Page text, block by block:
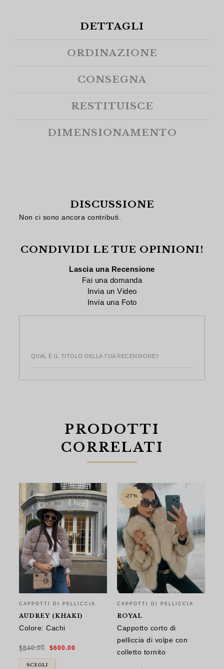
DETTAGLI
ORDINAZIONE
CONSEGNA
RESTITUISCE
DIMENSIONAMENTO
DISCUSSIONE
Non ci sono ancora contributi.
CONDIVIDI LE TUE OPINIONI!
Lascia una Recensione
Fai una domanda
Invia un Video
Invia una Foto
QUAL È IL TITOLO DELLA TUA RECENSIONE?
PRODOTTI
CORRELATI
CAPPOTTI DI PELLICCIA
AUDREY (KHAKI)
Colore: Cachi
$840.00 prezzo
era:
$600.00
SCEGLI
-27%
CAPPOTTI DI PELLICCIA
ROYAL
Cappotto corto di
pelliccia di volpe con
colletto tornito